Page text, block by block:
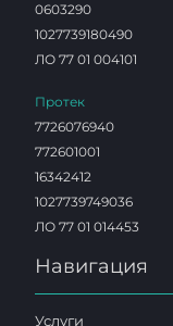
0603290
1027739180490
ЛО 77 01 004101
Протек
7726076940
772601001
16342412
1027739749036
ЛО 77 01 014453
Навигация
Услуги